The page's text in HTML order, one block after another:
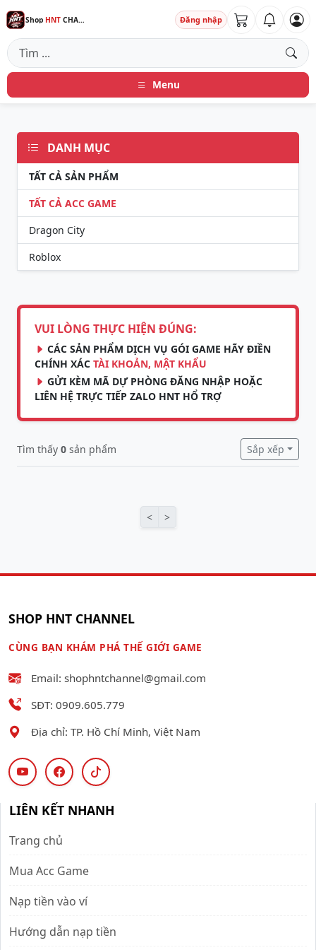
Shop HNT CHANNEL Đăng nhập
Menu
DANH MỤC
TẤT CẢ SẢN PHẨM
TẤT CẢ ACC GAME
Dragon City
Roblox
VUI LÒNG THỰC HIỆN ĐÚNG:
CÁC SẢN PHẨM DỊCH VỤ GÓI GAME HÃY ĐIỀN
CHÍNH XÁC TÀI KHOẢN, MẬT KHẨU
GỬI KÈM MÃ DỰ PHÒNG ĐĂNG NHẬP HOẶC
LIÊN HỆ TRỰC TIẾP ZALO HNT HỔ TRỢ
Tìm thấy 0 sản phẩm Sắp xếp
< >
SHOP HNT CHANNEL
CÙNG BẠN KHÁM PHÁ THẾ GIỚI GAME
Email: shophntchannel@gmail.com
SĐT: 0909.605.779
Địa chỉ: TP. Hồ Chí Minh, Việt Nam
LIÊN KẾT NHANH
Trang chủ
Mua Acc Game
Nạp tiền vào ví
Hướng dẫn nạp tiền